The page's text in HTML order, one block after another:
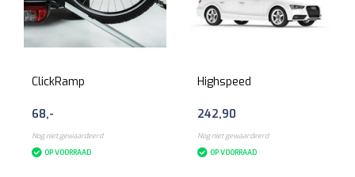
ClickRamp
68,-
Nog niet gewaardeerd
OP VOORRAAD
Highspeed
242,90
Nog niet gewaardeerd
OP VOORRAAD